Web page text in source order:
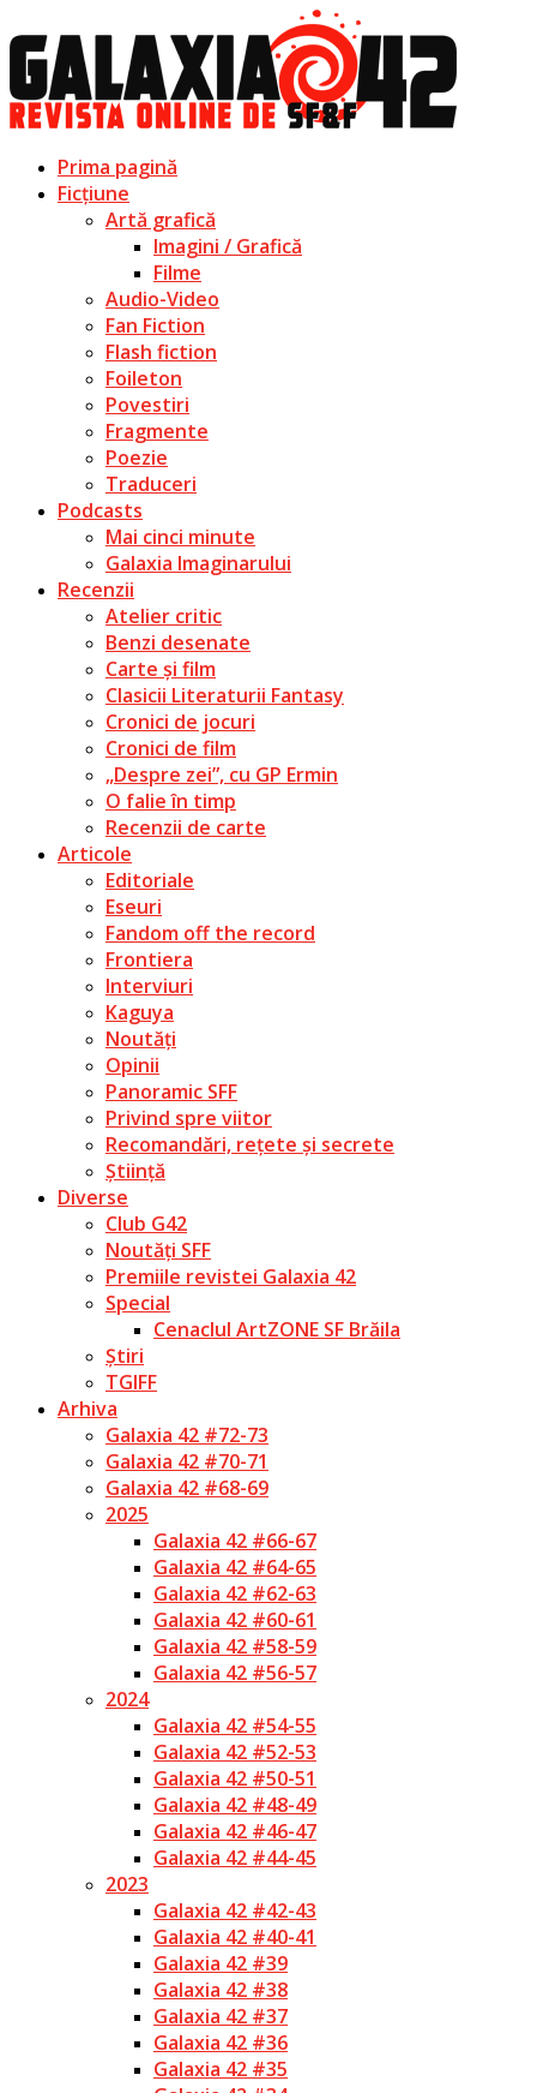
Prima pagină
Ficțiune
Artă grafică
Imagini / Grafică
Filme
Audio-Video
Fan Fiction
Flash fiction
Foileton
Povestiri
Fragmente
Poezie
Traduceri
Podcasts
Mai cinci minute
Galaxia Imaginarului
Recenzii
Atelier critic
Benzi desenate
Carte și film
Clasicii Literaturii Fantasy
Cronici de jocuri
Cronici de film
„Despre zei”, cu GP Ermin
O falie în timp
Recenzii de carte
Articole
Editoriale
Eseuri
Fandom off the record
Frontiera
Interviuri
Kaguya
Noutăți
Opinii
Panoramic SFF
Privind spre viitor
Recomandări, rețete și secrete
Știință
Diverse
Club G42
Noutăți SFF
Premiile revistei Galaxia 42
Special
Cenaclul ArtZONE SF Brăila
Știri
TGIFF
Arhiva
Galaxia 42 #72-73
Galaxia 42 #70-71
Galaxia 42 #68-69
2025
Galaxia 42 #66-67
Galaxia 42 #64-65
Galaxia 42 #62-63
Galaxia 42 #60-61
Galaxia 42 #58-59
Galaxia 42 #56-57
2024
Galaxia 42 #54-55
Galaxia 42 #52-53
Galaxia 42 #50-51
Galaxia 42 #48-49
Galaxia 42 #46-47
Galaxia 42 #44-45
2023
Galaxia 42 #42-43
Galaxia 42 #40-41
Galaxia 42 #39
Galaxia 42 #38
Galaxia 42 #37
Galaxia 42 #36
Galaxia 42 #35